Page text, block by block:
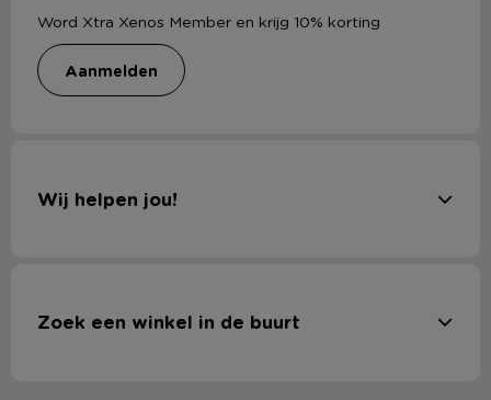
Word Xtra Xenos Member en krijg 10% korting
aanmelden
Wij helpen jou!
Zoek een winkel in de buurt